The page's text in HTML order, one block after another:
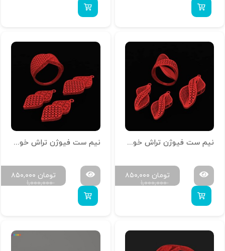
نیم ست فیوژن تراش خور کد N-T-Z-09
۱,۰۰۰,۰۰۰
۸۵۰,۰۰۰ تومان
نیم ست فیوژن تراش خور کد N-T-Z-08
۱,۰۰۰,۰۰۰
۸۵۰,۰۰۰ تومان